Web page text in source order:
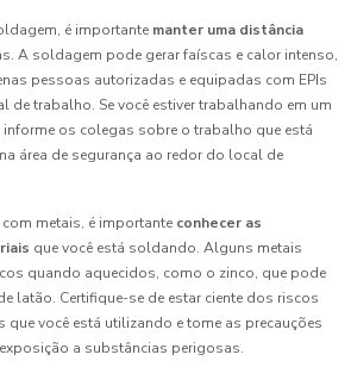
é importante manter uma distância
A soldagem pode gerar faíscas e calor intenso,
pessoas autorizadas e equipadas com EPIs
de trabalho. Se você estiver trabalhando em um
os colegas sobre o trabalho que está
área de segurança ao redor do local de
metais, é importante conhecer as
que você está soldando. Alguns metais
quando aquecidos, como o zinco, que pode
latão. Certifique-se de estar ciente dos riscos
você está utilizando e tome as precauções
a substâncias perigosas.